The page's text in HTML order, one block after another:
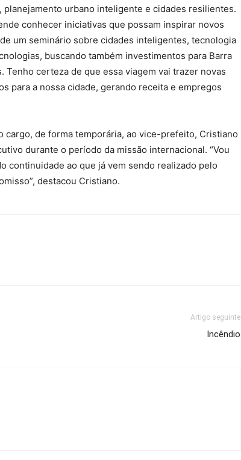
urbano inteligente e cidades resilientes.
conhecer iniciativas que possam inspirar novos
um seminário sobre cidades inteligentes, tecnologia
buscando também investimentos para Barra
certeza de que essa viagem vai trazer novas
para a nossa cidade, gerando receita e empregos
cargo, de forma temporária, ao vice-prefeito, Cristiano
durante o período da missão internacional. “Vou
continuidade ao que já vem sendo realizado pelo
destacou Cristiano.
Artigo seguinte
Incêndio